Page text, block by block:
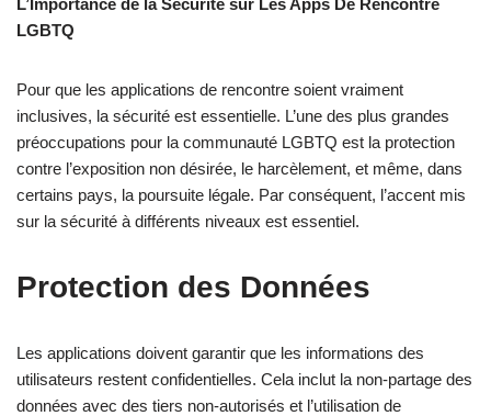
L’Importance de la Sécurité sur Les Apps De Rencontre
LGBTQ
Pour que les applications de rencontre soient vraiment
inclusives, la sécurité est essentielle. L’une des plus grandes
préoccupations pour la communauté LGBTQ est la protection
contre l’exposition non désirée, le harcèlement, et même, dans
certains pays, la poursuite légale. Par conséquent, l’accent mis
sur la sécurité à différents niveaux est essentiel.
Protection des Données
Les applications doivent garantir que les informations des
utilisateurs restent confidentielles. Cela inclut la non-partage des
données avec des tiers non-autorisés et l’utilisation de